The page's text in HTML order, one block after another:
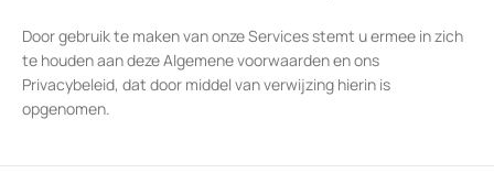
Door gebruik te maken van onze Services stemt u ermee in zich
te houden aan deze Algemene voorwaarden en ons
Privacybeleid, dat door middel van verwijzing hierin is
opgenomen.